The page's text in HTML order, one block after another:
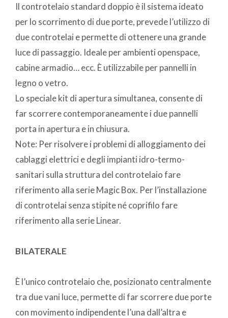
Il controtelaio standard doppio è il sistema ideato
per lo scorrimento di due porte, prevede l’utilizzo di
due controtelai e permette di ottenere una grande
luce di passaggio. Ideale per ambienti openspace,
cabine armadio… ecc. È utilizzabile per pannelli in
legno o vetro.
Lo speciale kit di apertura simultanea, consente di
far scorrere contemporaneamente i due pannelli
porta in apertura e in chiusura.
Note: Per risolvere i problemi di alloggiamento dei
cablaggi elettrici e degli impianti idro-termo-
sanitari sulla struttura del controtelaio fare
riferimento alla serie Magic Box. Per l’installazione
di controtelai senza stipite né coprifilo fare
riferimento alla serie Linear.
BILATERALE
È l’unico controtelaio che, posizionato centralmente
tra due vani luce, permette di far scorrere due porte
con movimento indipendente l’una dall’altra e